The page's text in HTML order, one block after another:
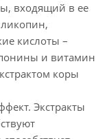
входящий в ее
кислоты –
и витамин
коры
Экстракты